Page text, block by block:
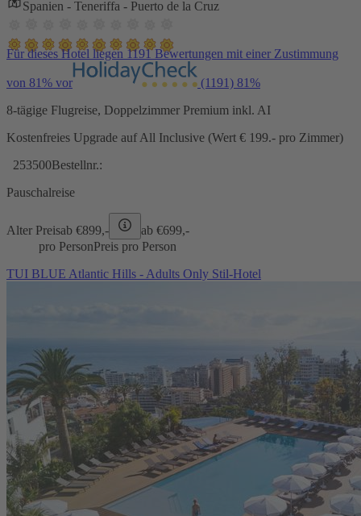
Spanien - Teneriffa - Puerto de la Cruz
Für dieses Hotel liegen 1191 Bewertungen mit einer Zustimmung
von 81% vor (1191) 81%
8-tägige Flugreise, Doppelzimmer Premium inkl. AI
Kostenfreies Upgrade auf All Inclusive (Wert € 199.- pro Zimmer)
253500Bestellnr.:
Pauschalreise
Alter Preisab €899,- ab €699,-
pro PersonPreis pro Person
TUI BLUE Atlantic Hills - Adults Only Stil-Hotel